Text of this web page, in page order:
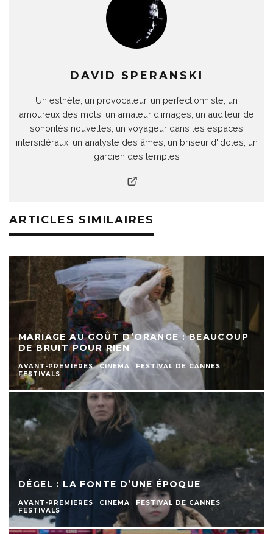
DAVID SPERANSKI
Un esthète, un provocateur, un perfectionniste, un
amoureux des mots, un amateur d'images, un auditeur de
sonorités nouvelles, un voyageur dans les espaces
intersidéraux, un analyste des âmes, un briseur d'idoles, un
gardien des temples
ARTICLES SIMILAIRES
MARIAGE AU GOÛT D’ORANGE : BEAUCOUP
DE BRUIT POUR RIEN
AVANT-PREMIERES CINEMA
FESTIVAL DE CANNES
FESTIVALS
DÉGEL : LA FONTE D’UNE ÉPOQUE
AVANT-PREMIERES CINEMA
FESTIVAL DE CANNES
FESTIVALS